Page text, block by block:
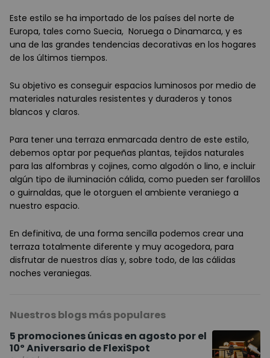
Este estilo se ha importado de los países del norte de
Europa, tales como Suecia, Noruega o Dinamarca, y es
una de las grandes tendencias decorativas en los hogares
de los últimos tiempos.
Su objetivo es conseguir espacios luminosos por medio de
materiales naturales resistentes y duraderos y tonos
blancos y claros.
Para tener una terraza enmarcada dentro de este estilo,
debemos optar por pequeñas plantas, tejidos naturales
para las alfombras y cojines, como algodón o lino, e incluir
algún tipo de iluminación cálida, como pueden ser farolillos
o guirnaldas, que le otorguen el ambiente veraniego a
nuestro espacio.
En definitiva, de una forma sencilla podemos crear una
terraza totalmente diferente y muy acogedora, para
disfrutar de nuestros días y, sobre todo, de las cálidas
noches veraniegas.
Nuestros blogs más populares
5 promociones únicas en agosto por el
10º Aniversario de FlexiSpot